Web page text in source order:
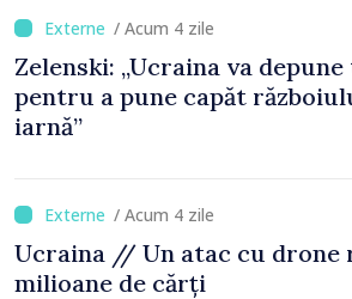
/ Acum 4 zile
Zelenski: „Ucraina va
pentru a pune capăt
iarnă”
/ Acum 4 zile
Ucraina // Un atac cu drone
milioane de cărți